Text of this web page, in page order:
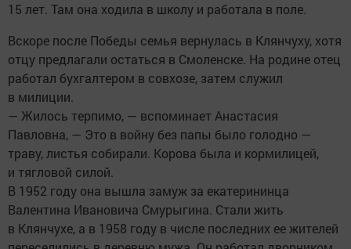
15 лет. Там она ходила в школу и работала в поле.
Вскоре после Победы семья вернулась в Клянчуху, хотя
отцу предлагали остаться в Смоленске. На родине отец
работал бухгалтером в совхозе, затем служил
в милиции.
— Жилось терпимо, — вспоминает Анастасия
Павловна, — Это в войну без папы было голодно —
траву, листья собирали. Корова была и кормилицей,
и тягловой силой.
В 1952 году она вышла замуж за екатерининца
Валентина Ивановича Смурыгина. Стали жить
в Клянчухе, а в 1958 году в числе последних ее жителей